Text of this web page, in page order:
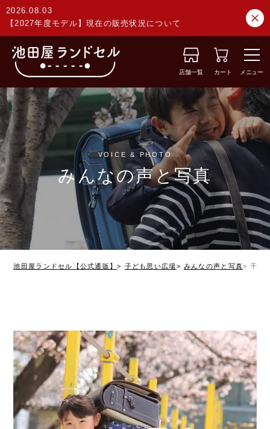
2026.08.03
【2027年度モデル】現在の販売状況について
店舗一覧 カート メニュー
VOICE & PHOTO
みんなの声と写真
池田屋ランドセル【公式通販】 子ども思い広場 みんなの声と写真 千葉